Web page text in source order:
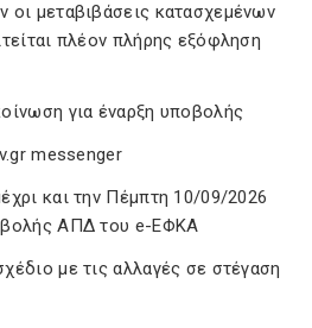
μεταβιβάσεις κατασχεμένων
πλέον πλήρης εξόφληση
για έναρξη υποβολής
messenger
και την Πέμπτη 10/09/2026
ΑΠΔ του e-ΕΦΚΑ
με τις αλλαγές σε στέγαση